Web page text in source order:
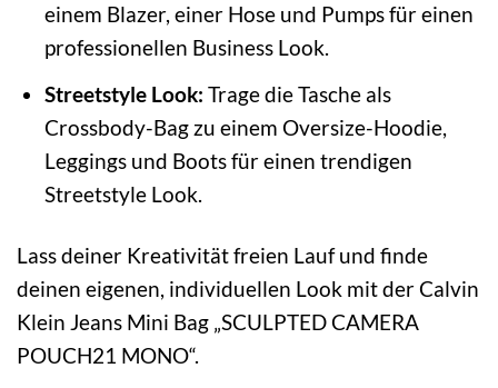
einem Blazer, einer Hose und Pumps für einen
professionellen Business Look.
Streetstyle Look: Trage die Tasche als
Crossbody-Bag zu einem Oversize-Hoodie,
Leggings und Boots für einen trendigen
Streetstyle Look.
Lass deiner Kreativität freien Lauf und finde
deinen eigenen, individuellen Look mit der Calvin
Klein Jeans Mini Bag „SCULPTED CAMERA
POUCH21 MONO“.